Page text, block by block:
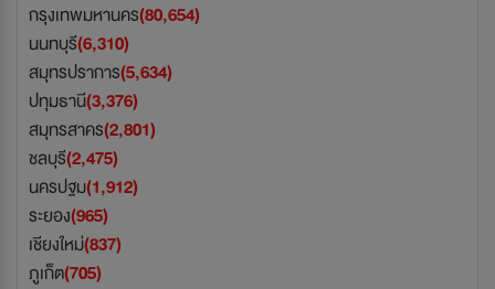
กรุงเทพมหานคร(80,654)
นนทบุรี(6,310)
สมุทรปราการ(5,634)
ปทุมธานี(3,376)
สมุทรสาคร(2,801)
ชลบุรี(2,475)
นครปฐม(1,912)
ระยอง(965)
เชียงใหม่(837)
ภูเก็ต(705)